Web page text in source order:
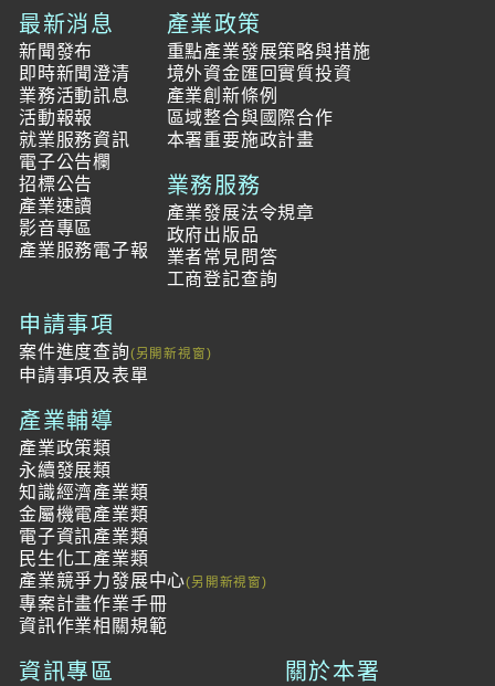
最新消息
新聞發布
即時新聞澄清
業務活動訊息
活動報報
就業服務資訊
電子公告欄
招標公告
產業速讀
影音專區
產業服務電子報
產業政策
重點產業發展策略與措施
境外資金匯回實質投資
產業創新條例
區域整合與國際合作
本署重要施政計畫
業務服務
產業發展法令規章
政府出版品
業者常見問答
工商登記查詢
申請事項
案件進度查詢
申請事項及表單
產業輔導
產業政策類
永續發展類
知識經濟產業類
金屬機電產業類
電子資訊產業類
民生化工產業類
產業競爭力發展中心
專案計畫作業手冊
資訊作業相關規範
資訊專區 關於本署